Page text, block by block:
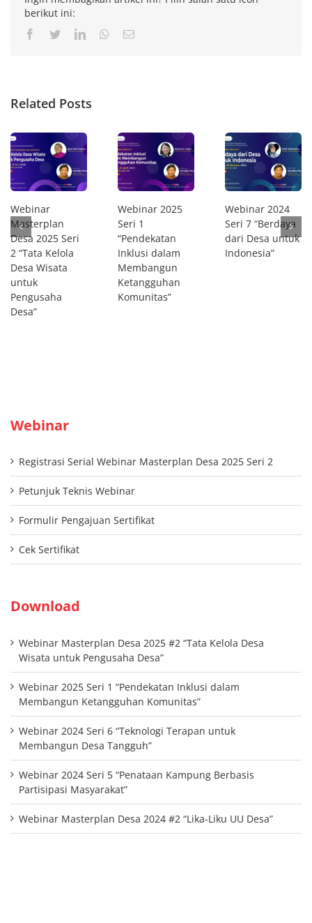
berikut ini:
Facebook
TwitterLinkedInWhatsapp
Email
Related Posts
Webinar
Masterplan
Desa 2025 Seri
2 “Tata Kelola
Desa Wisata
untuk
Pengusaha
Desa”
Webinar 2025
Seri 1
“Pendekatan
Inklusi dalam
Membangun
Ketangguhan
Komunitas”
Webinar 2024
Seri 7 “Berdaya
dari Desa untuk
Indonesia”
Webinar
Registrasi Serial Webinar Masterplan Desa 2025 Seri 2
Petunjuk Teknis Webinar
Formulir Pengajuan Sertifikat
Cek Sertifikat
Download
Webinar Masterplan Desa 2025 #2 “Tata Kelola Desa
Wisata untuk Pengusaha Desa”
Webinar 2025 Seri 1 “Pendekatan Inklusi dalam
Membangun Ketangguhan Komunitas”
Webinar 2024 Seri 6 “Teknologi Terapan untuk
Membangun Desa Tangguh”
Webinar 2024 Seri 5 “Penataan Kampung Berbasis
Partisipasi Masyarakat”
Webinar Masterplan Desa 2024 #2 “Lika-Liku UU Desa”